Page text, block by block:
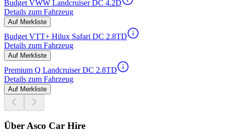
Budget VWW Landcruiser DC 4.2D
Details zum Fahrzeug
Auf Merkliste
Budget VTT+ Hilux Safari DC 2.8TD
Details zum Fahrzeug
Auf Merkliste
Premium Q Landcruiser DC 2.8TD
Details zum Fahrzeug
Auf Merkliste
Über Asco Car Hire